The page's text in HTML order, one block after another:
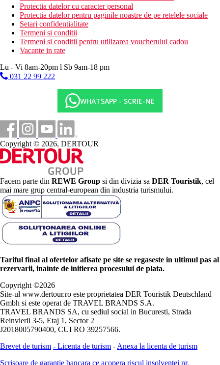
Protectia datelor cu caracter personal
Protectia datelor pentru paginile noastre de pe retelele sociale
Setari confidentialitate
Termeni si conditii
Termeni si conditii pentru utilizarea voucherului cadou
Vacante in rate
Lu - Vi 8am-20pm l Sb 9am-18 pm
031 22 99 222
WHATSAPP - SCRIE-NE
Copyright © 2026, DERTOUR
Facem parte din REWE Group si din divizia sa DER Touristik, cel
mai mare grup central-european din industria turismului.
Tariful final al ofertelor afisate pe site se regaseste in ultimul pas al
rezervarii, inainte de initierea procesului de plata.
Copyright ©2026
Site-ul www.dertour.ro este proprietatea DER Touristik Deutschland
Gmbh si este operat de TRAVEL BRANDS S.A.
TRAVEL BRANDS SA, cu sediul social in Bucuresti, Strada
Reinvierii 3-5, Etaj 1, Sector 2
J2018005790400, CUI RO 39257566.
Brevet de turism - Licenta de turism - Anexa la licenta de turism
Scrisoare de garantie bancara ce acopera riscul insolventei nr.